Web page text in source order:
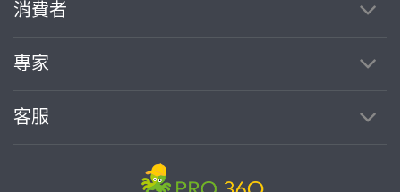
消費者
專家
客服